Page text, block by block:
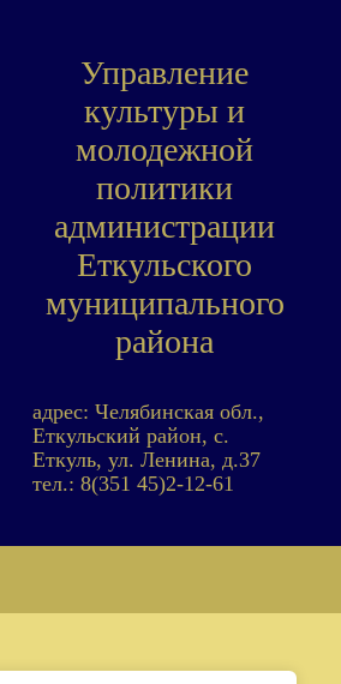
Управление
культуры и
молодежной
политики
администрации
Еткульского
муниципального
района
адрес: Челябинская обл.,
Еткульский район, с.
Еткуль, ул. Ленина, д.37
тел.: 8(351 45)2-12-61